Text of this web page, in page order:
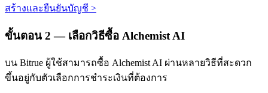
พันธมิตร Bitrue
สร้างและยืนยันบัญชี >
ขั้นตอน 2 — เลือกวิธีซื้อ Alchemist AI
บน Bitrue ผู้ใช้สามารถซื้อ Alchemist AI ผ่านหลายวิธีที่สะดวก
ขึ้นอยู่กับตัวเลือกการชำระเงินที่ต้องการ